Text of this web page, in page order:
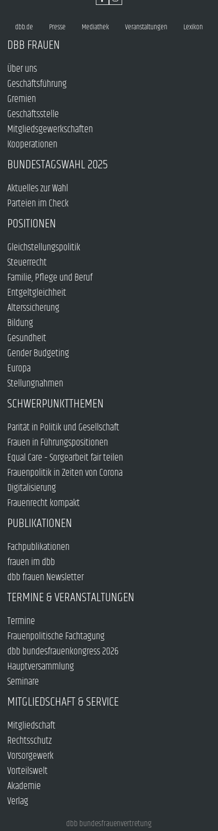
dbb.de Presse Mediathek Veranstaltungen Lexikon
DBB FRAUEN
Über uns
Geschäftsführung
Gremien
Geschäftsstelle
Mitgliedsgewerkschaften
Kooperationen
BUNDESTAGSWAHL 2025
Aktuelles zur Wahl
Parteien im Check
POSITIONEN
Gleichstellungspolitik
Steuerrecht
Familie, Pflege und Beruf
Entgeltgleichheit
Alterssicherung
Bildung
Gesundheit
Gender Budgeting
Europa
Stellungnahmen
SCHWERPUNKTTHEMEN
Parität in Politik und Gesellschaft
Frauen in Führungspositionen
Equal Care – Sorgearbeit fair teilen
Frauenpolitik in Zeiten von Corona
Digitalisierung
Frauenrecht kompakt
PUBLIKATIONEN
Fachpublikationen
frauen im dbb
dbb frauen Newsletter
TERMINE & VERANSTALTUNGEN
Termine
Frauenpolitische Fachtagung
dbb bundesfrauenkongress 2026
Hauptversammlung
Seminare
MITGLIEDSCHAFT & SERVICE
Mitgliedschaft
Rechtsschutz
Vorsorgewerk
Vorteilswelt
Akademie
Verlag
dbb bundesfrauenvertretung